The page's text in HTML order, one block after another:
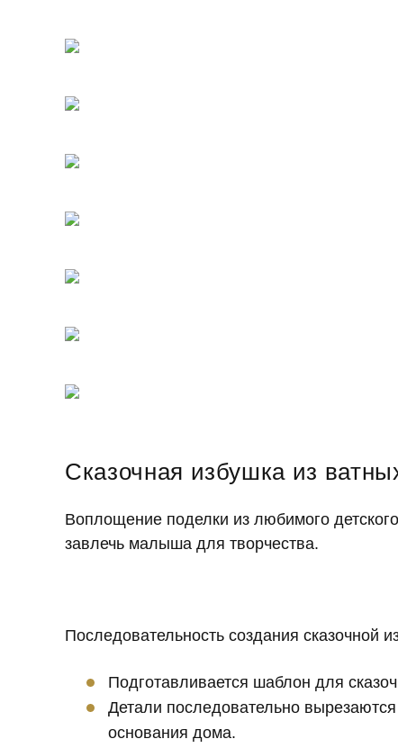
Сказочная избушка из
Воплощение поделки из любимого
завлечь малыша для творчества.
Последовательность создания сказочной
Подготавливается шаблон для
Детали последовательно
основания дома.